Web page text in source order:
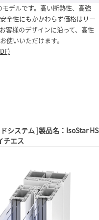
モデルです。高い断熱性、高強
全性にもかかわらず価格はリー
客様のデザインに沿って、高性
使いいただけます。
システム ]製品名：IsoStar HS
チエス